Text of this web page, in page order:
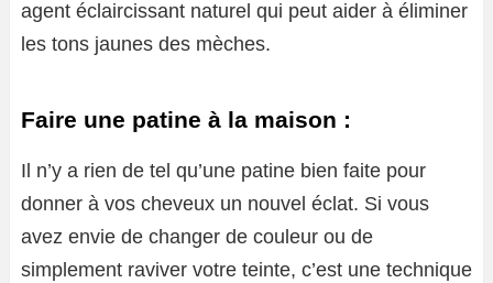
agent éclaircissant naturel qui peut aider à éliminer
les tons jaunes des mèches.
Faire une patine à la maison :
Il n’y a rien de tel qu’une patine bien faite pour
donner à vos cheveux un nouvel éclat. Si vous
avez envie de changer de couleur ou de
simplement raviver votre teinte, c’est une technique